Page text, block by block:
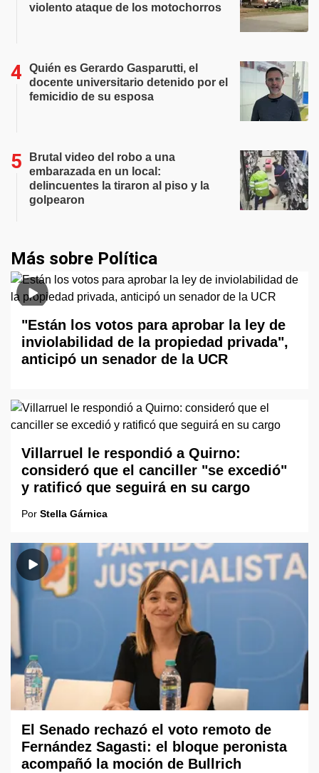
violento ataque de los motochorros
Quién es Gerardo Gasparutti, el
docente universitario detenido por el
femicidio de su esposa
Brutal video del robo a una
embarazada en un local:
delincuentes la tiraron al piso y la
golpearon
Más sobre Política
"Están los votos para aprobar la ley de
inviolabilidad de la propiedad privada",
anticipó un senador de la UCR
Villarruel le respondió a Quirno:
consideró que el canciller "se excedió"
y ratificó que seguirá en su cargo
Por Stella Gárnica
El Senado rechazó el voto remoto de
Fernández Sagasti: el bloque peronista
acompañó la moción de Bullrich